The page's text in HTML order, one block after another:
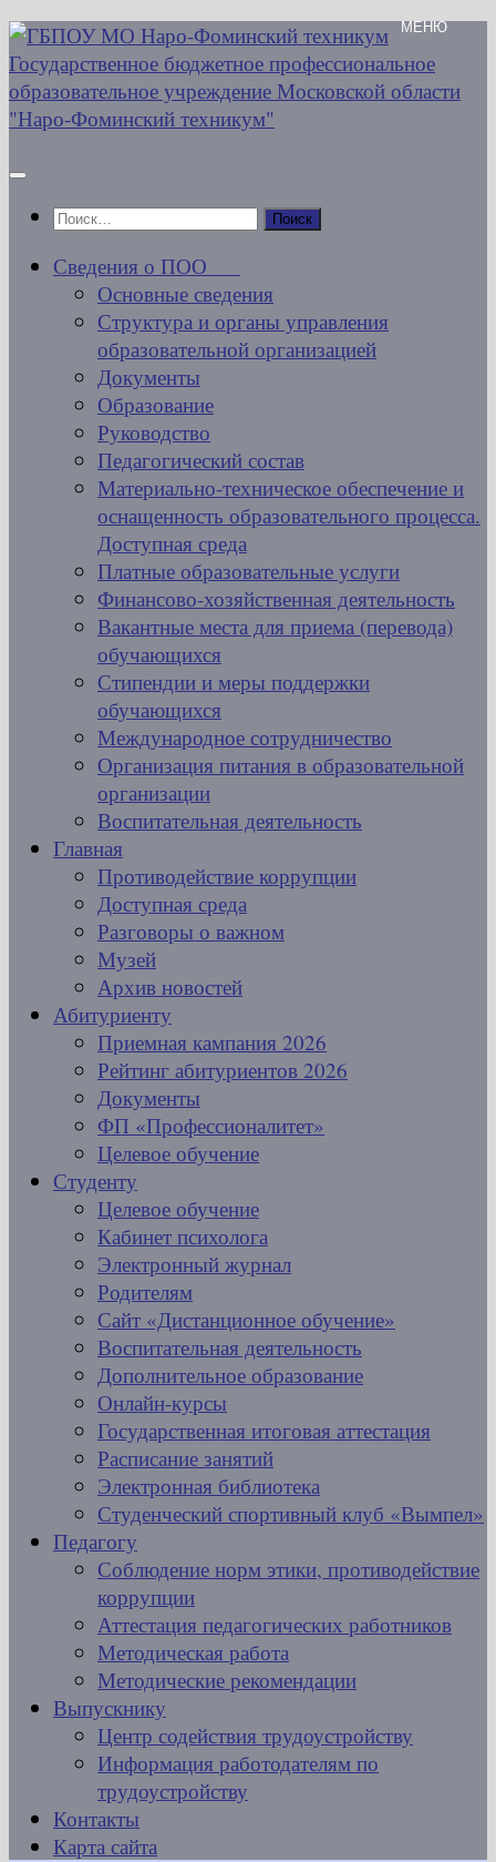
Перейти
к
содержимому
Найти:
Сведения о ПОО
Основные сведения
Структура и органы управления
образовательной организацией
Документы
Образование
Руководство
Педагогический состав
Материально-техническое обеспечение и
оснащенность образовательного процесса.
Доступная среда
Платные образовательные услуги
Финансово-хозяйственная деятельность
Вакантные места для приема (перевода)
обучающихся
Стипендии и меры поддержки
обучающихся
Международное сотрудничество
Организация питания в образовательной
организации
Воспитательная деятельность
Главная
Противодействие коррупции
Доступная среда
Разговоры о важном
Музей
Архив новостей
Абитуриенту
Приемная кампания 2026
Рейтинг абитуриентов 2026
Документы
ФП «Профессионалитет»
Целевое обучение
Студенту
Целевое обучение
Кабинет психолога
Электронный журнал
Родителям
Сайт «Дистанционное обучение»
Воспитательная деятельность
Дополнительное образование
Онлайн-курсы
Государственная итоговая аттестация
Расписание занятий
Электронная библиотека
Студенческий спортивный клуб «Вымпел»
Педагогу
Соблюдение норм этики, противодействие
коррупции
Аттестация педагогических работников
Методическая работа
Методические рекомендации
Выпускнику
Центр содействия трудоустройству
Информация работодателям по
трудоустройству
Контакты
Карта сайта